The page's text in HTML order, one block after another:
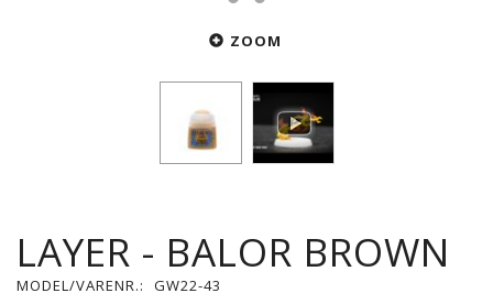
ZOOM
LAYER - BALOR BROWN
MODEL/VARENR.: GW22-43